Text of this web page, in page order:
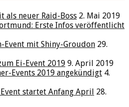
als neuer Raid-Boss 2. Mai 2019
Erste Infos veröffentlicht
Event mit Shiny-Groudon 29.
Ei-Event 2019 9. April 2019
Events 2019 angekündigt 4.
Event startet Anfang April 28.